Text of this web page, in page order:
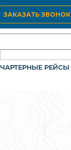
ЗАКАЗАТЬ ЗВОНОК
ЧАРТЕРНЫЕ РЕЙСЫ